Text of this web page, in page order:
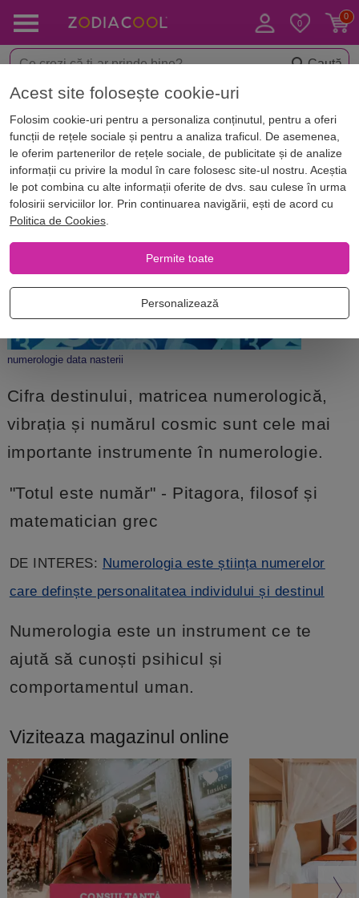
Caută
Acasă Blog Numerologie
Data Nașterii în numerologie:
principalele calcule numerologice
numerologie data nasterii
Cifra destinului, matricea numerologică,
vibrația și numărul cosmic sunt cele mai
importante instrumente în numerologie.
"Totul este număr" - Pitagora, filosof și
matematician grec
DE INTERES: Numerologia este știința numerelor
care definște personalitatea individului și destinul
Numerologia este un instrument ce te
ajută să cunoști psihicul și
comportamentul uman.
Viziteaza magazinul online
Acest site folosește cookie-uri
Folosim cookie-uri pentru a personaliza conținutul, pentru a oferi
funcții de rețele sociale și pentru a analiza traficul. De asemenea,
le oferim partenerilor de rețele sociale, de publicitate și de analize
informații cu privire la modul în care folosesc site-ul nostru. Aceștia
le pot combina cu alte informații oferite de dvs. sau culese în urma
folosirii serviciilor lor. Prin continuarea navigării, ești de acord cu
Politica de Cookies.
Permite toate
Personalizează